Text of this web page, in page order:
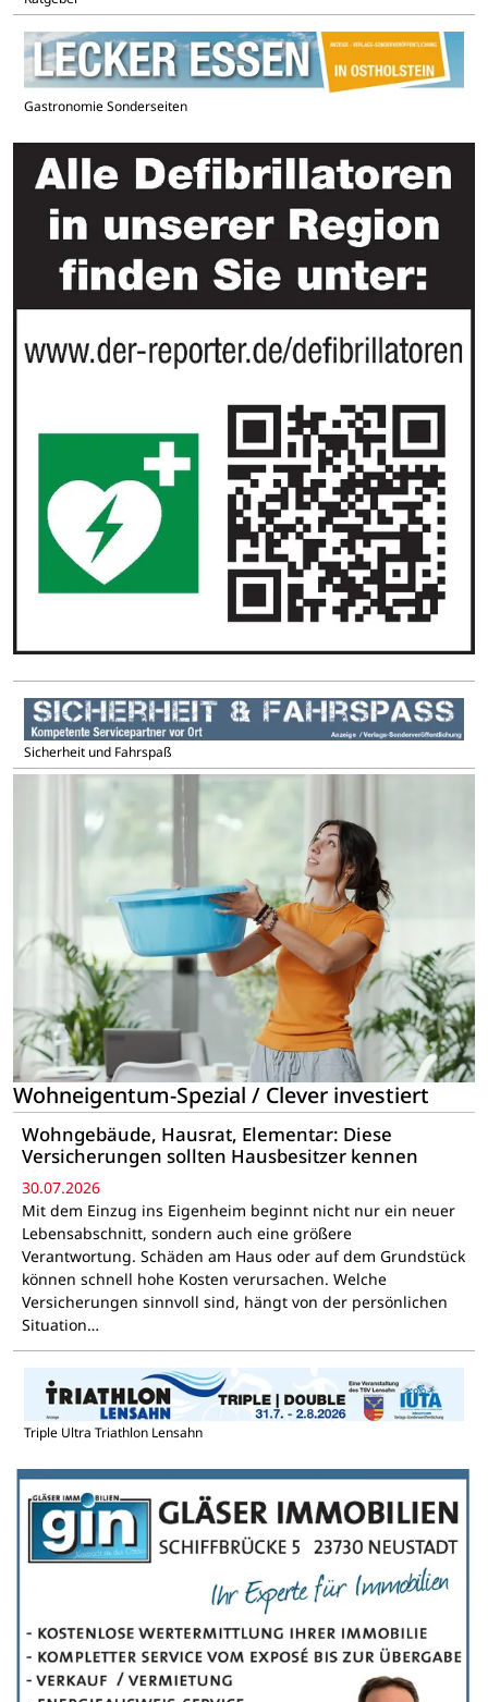
Gastronomie Sonderseiten
Sicherheit und Fahrspaß
Wohneigentum-Spezial / Clever investiert
Wohngebäude, Hausrat, Elementar: Diese
Versicherungen sollten Hausbesitzer kennen
30.07.2026
Mit dem Einzug ins Eigenheim beginnt nicht nur ein neuer
Lebensabschnitt, sondern auch eine größere
Verantwortung. Schäden am Haus oder auf dem Grundstück
können schnell hohe Kosten verursachen. Welche
Versicherungen sinnvoll sind, hängt von der persönlichen
Situation…
Triple Ultra Triathlon Lensahn